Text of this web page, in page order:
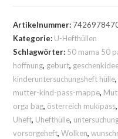
U-
Heft
Hülle
Buttons
mit
Tulpen
in
Artikelnummer:
Kategorie: U-Hefthüllen
Schlagwörter: 50 mama 50
hoffnung, geburt,
kinderuntersuchungsheft hülle,
mutter-kind-pass-mappe,
orga bag, österreich mukipass,
Uheft, Uhefthülle,
vorsorgeheft,Wolken,